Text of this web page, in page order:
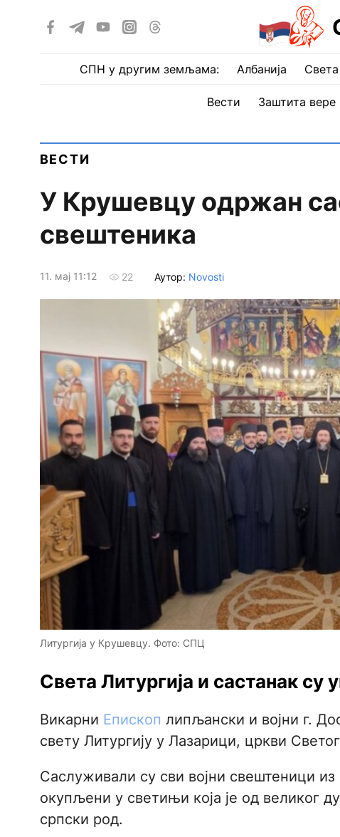
СПН у другим земљама: Албанија
Вести Заштита вере
ВЕСТИ
У Крушевцу одржан
свештеника
11. мај 11:12 22 Аутор: Novosti
Литургија у Крушевцу. Фото: СПЦ
Света Литургија и састанак су
Викарни Епископ липљански и војни г.
свету Литургију у Лазарици, цркви
Саслуживали су сви војни свештеници
окупљени у светињи која је од великог
српски род.